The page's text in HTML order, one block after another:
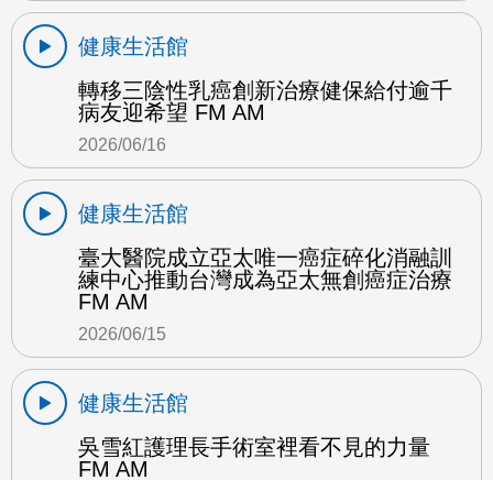
健康生活館
轉移三陰性乳癌創新治療健保給付逾千
病友迎希望 FM AM
2026/06/16
健康生活館
臺大醫院成立亞太唯一癌症碎化消融訓
練中心推動台灣成為亞太無創癌症治療
FM AM
2026/06/15
健康生活館
吳雪紅護理長手術室裡看不見的力量
FM AM